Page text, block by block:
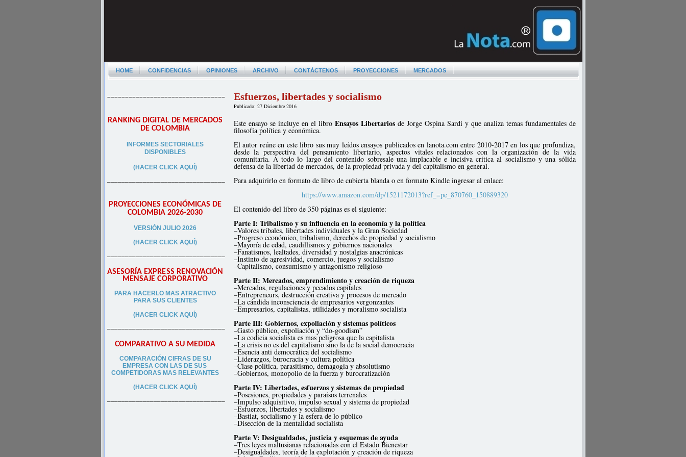
HOME CONFIDENCIAS OPINIONES ARCHIVO CONTÁCTENOS PROYECCIONES MERCADOS
–––––––––––––––––––––––––––––––––
RANKING DIGITAL DE MERCADOS
DE COLOMBIA
INFORMES SECTORIALES
DISPONIBLES
(HACER CLICK AQUÍ)
–––––––––––––––––––––––––––––––––
PROYECCIONES ECONÓMICAS DE
COLOMBIA 2026-2030
VERSIÓN JULIO 2026
(HACER CLICK AQUÍ)
–––––––––––––––––––––––––––––––––
ASESORÍA EXPRESS RENOVACIÓN
MENSAJE CORPORATIVO
PARA HACERLO MAS ATRACTIVO
PARA SUS CLIENTES
(HACER CLICK AQUÍ)
–––––––––––––––––––––––––––––––––
COMPARATIVO A SU MEDIDA
COMPARACIÓN CIFRAS DE SU
EMPRESA CON LAS DE SUS
COMPETIDORAS MAS RELEVANTES
(HACER CLICK AQUÍ)
–––––––––––––––––––––––––––––––––
Esfuerzos, libertades y socialismo
Publicado: 27 Diciembre 2016
Este ensayo se incluye en el libro Ensayos Libertariosde Jorge Ospina Sardi y que analiza temas fundamentales de
filosofía política y económica.
El autor reúne en este libro sus muy leídos ensayos publicados en lanota.com entre 2010-2017 en los que profundiza,
desde la perspectiva del pensamiento libertario, aspectos vitales relacionados con la organización de la vida
comunitaria. A todo lo largo del contenido sobresale una implacable e incisiva crítica al socialismo y una sólida
defensa de la libertad de mercados, de la propiedad privada y del capitalismo en general.
Para adquirirlo en formato de libro de cubierta blanda o en formato Kindle ingresar al enlace:
https://www.amazon.com/dp/1521172013?ref_=pe_870760_150889320
El contenido del libro de 350 páginas es el siguiente:
Parte I: Tribalismo y su influencia en la economía y la política
–Valores tribales, libertades individuales y la Gran Sociedad
–Progreso económico, tribalismo, derechos de propiedad y socialismo
–Mayoría de edad, caudillismos y gobiernos nacionales
–Fanatismos, lealtades, diversidad y nostalgias anacrónicas
–Instinto de agresividad, comercio, juegos y socialismo
–Capitalismo, consumismo y antagonismo religioso
Parte II: Mercados, emprendimiento y creación de riqueza
–Mercados, regulaciones y pecados capitales
–Entrepreneurs, destrucción creativa y procesos de mercado
–La cándida inconsciencia de empresarios vergonzantes
–Empresarios, capitalistas, utilidades y moralismo socialista
Parte III: Gobiernos, expoliación y sistemas políticos
–Gasto público, expoliación y “do-goodism”
–La codicia socialista es mas peligrosa que la capitalista
–La crisis no es del capitalismo sino la de la social democracia
–Esencia anti democrática del socialismo
–Liderazgos, burocracia y cultura política
–Clase política, parasitismo, demagogia y absolutismo
–Gobiernos, monopolio de la fuerza y burocratización
Parte IV: Libertades, esfuerzos y sistemas de propiedad
–Posesiones, propiedades y paraísos terrenales
–Impulso adquisitivo, impulso sexual y sistema de propiedad
–Esfuerzos, libertades y socialismo
–Bastiat, socialismo y la esfera de lo público
–Disección de la mentalidad socialista
Parte V: Desigualdades, justicia y esquemas de ayuda
–Tres leyes maltusianas relacionadas con el Estado Bienestar
–Desigualdades, teoría de la explotación y creación de riqueza